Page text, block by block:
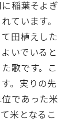
稲葉そよぎ
ています。
田植えした
いでいると
歌です。こ
。実りの先
であった米
米となるこ